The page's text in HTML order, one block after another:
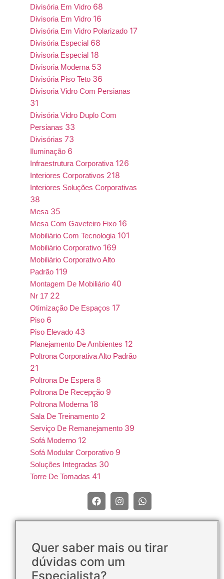
Divisória Em Vidro 68
Divisoria Em Vidro 16
Divisória Em Vidro Polarizado 17
Divisória Especial 68
Divisoria Especial 18
Divisoria Moderna 53
Divisória Piso Teto 36
Divisoria Vidro Com Persianas
31
Divisória Vidro Duplo Com
Persianas 33
Divisórias 73
Iluminação 6
Infraestrutura Corporativa 126
Interiores Corporativos 218
Interiores Soluções Corporativas
38
Mesa 35
Mesa Com Gaveteiro Fixo 16
Mobiliário Com Tecnologia 101
Mobiliário Corporativo 169
Mobiliário Corporativo Alto
Padrão 119
Montagem De Mobiliário 40
Nr 17 22
Otimização De Espaços 17
Piso 6
Piso Elevado 43
Planejamento De Ambientes 12
Poltrona Corporativa Alto Padrão
21
Poltrona De Espera 8
Poltrona De Recepção 9
Poltrona Moderna 18
Sala De Treinamento 2
Serviço De Remanejamento 39
Sofá Moderno 12
Sofá Modular Corporativo 9
Soluções Integradas 30
Torre De Tomadas 41
Quer saber mais ou tirar
dúvidas com um
Especialista?